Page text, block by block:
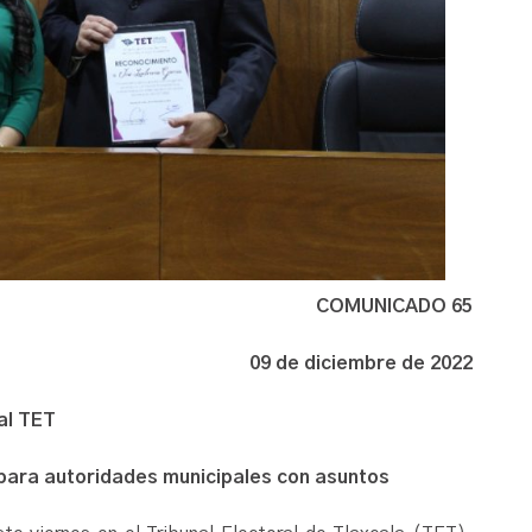
COMUNICADO 65
09 de diciembre de 2022
TET
autoridades municipales con asuntos